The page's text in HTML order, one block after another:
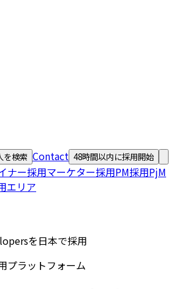
を検索 Contact 48時間以内に採用開始
ナー採用マーケター採用PM採用PjM
エリア
を日本で採用
プラットフォーム